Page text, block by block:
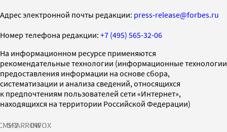
Адрес электронной почты редакции: press-release@forbes.ru
Номер телефона редакции: +7 (495) 565-32-06
На информационном ресурсе применяются
рекомендательные технологии (информационные технологии
предоставления информации на основе сбора,
систематизации и анализа сведений, относящихся
к предпочтениям пользователей сети «Интернет»,
находящихся на территории Российской Федерации)
SPARROWINFOX